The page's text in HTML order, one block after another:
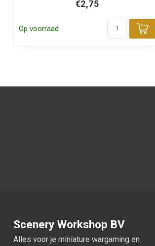
€2,75
Op voorraad
Scenery Workshop BV
Alles voor je miniature wargaming en